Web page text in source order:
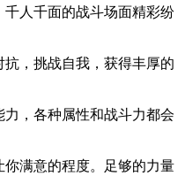
人千面的战斗场面精彩纷
，挑战自我，获得丰厚的
，各种属性和战斗力都会
满意的程度。足够的力量